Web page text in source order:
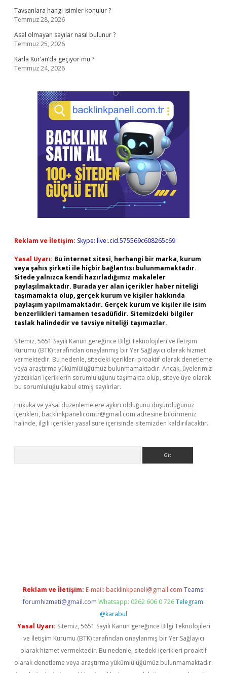
Tavşanlara hangi isimler konulur ?
Temmuz 28, 2026
Asal olmayan sayılar nasıl bulunur ?
Temmuz 25, 2026
Karla Kur’an’da geçiyor mu ?
Temmuz 24, 2026
Reklam ve İletişim: Skype: live:.cid.575569c608265c69
Yasal Uyarı: Bu internet sitesi, herhangi bir marka, kurum
veya şahıs şirketi ile hiçbir bağlantısı bulunmamaktadır.
Sitede yalnızca kendi hazırladığımız makaleler
paylaşılmaktadır. Burada yer alan içerikler haber niteliği
taşımamakta olup, gerçek kurum ve kişiler hakkında
paylaşım yapılmamaktadır. Gerçek kurum ve kişiler ile isim
benzerlikleri tamamen tesadüfidir. Sitemizdeki bilgiler
taslak halindedir ve tavsiye niteliği taşımazlar.
Sitemiz, 5651 Sayılı Kanun gereğince Bilgi Teknolojileri ve İletişim
Kurumu (BTK) tarafından onaylanmış bir Yer Sağlayıcı olarak hizmet
vermektedir. Bu nedenle, sitedeki içerikleri proaktif olarak denetleme
veya araştırma yükümlülüğümüz bulunmamaktadır. Ancak, üyelerimiz
yazdıkları içeriklerin sorumluluğunu taşımakta olup, siteye üye olarak
bu sorumluluğu kabul etmiş sayılırlar.
Hukuka ve yasal düzenlemelere aykırı olduğunu düşündüğünüz
içerikleri, backlinkpanelicomtr@gmail.com adresine bildirmeniz
halinde, ilgili içerikler yasal süre içerisinde sitemizden kaldırılacaktır.
Reklam ve İletişim: E-mail: backlinkpaneli@gmail.com Teams:
forumhizmeti@gmail.com Whatsapp: 0262 606 0 726 Telegram:
@karabul
Yasal Uyarı: Sitemiz, 5651 Sayılı Kanun gereğince Bilgi Teknolojileri
ve İletişim Kurumu (BTK) tarafından onaylanmış bir Yer Sağlayıcı
olarak hizmet vermektedir. Bu nedenle, sitedeki içerikleri proaktif
olarak denetleme veya araştırma yükümlülüğümüz bulunmamaktadır.